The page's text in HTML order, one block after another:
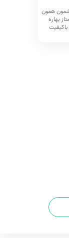
همون
بهاره